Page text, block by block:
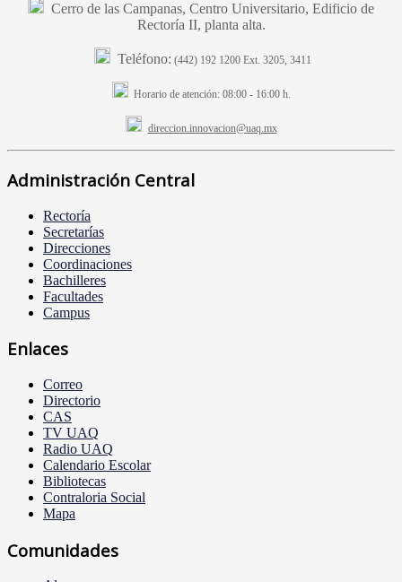
Cerro de las Campanas, Centro Universitario, Edificio de
Rectoría II, planta alta.
Teléfono: (442) 192 1200 Ext. 3205, 3411
Horario de atención:08:00 - 16:00 h.
direccion.innovacion@uaq.mx
Administración Central
Rectoría
Secretarías
Direcciones
Coordinaciones
Bachilleres
Facultades
Campus
Enlaces
Correo
Directorio
CAS
TV UAQ
Radio UAQ
Calendario Escolar
Bibliotecas
Contraloria Social
Mapa
Comunidades